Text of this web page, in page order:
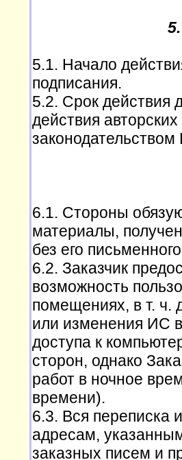
5.1. Начало
подписания.
5.2. Срок действия
действия
законодательством
6.1. Стороны
материалы,
без его
6.2. Заказчик
возможность
помещениях, в т. ч.
или изменения ИС
доступа к
сторон, однако
работ в ночное
времени).
6.3. Вся переписка
адресам,
заказных писем и